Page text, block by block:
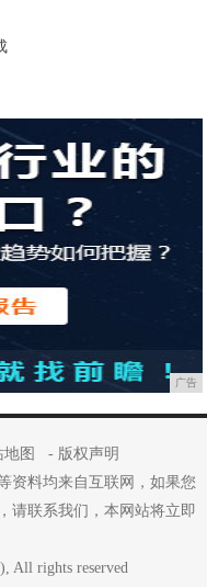
广告
地图 - 版权声明
资料均来自互联网，如果您
请联系我们，本网站将立即
All rights reserved